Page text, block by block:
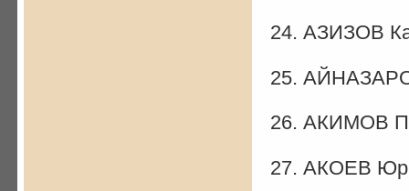
24. АЗИЗОВ
25.
26. АКИМОВ
27. АКОЕВ